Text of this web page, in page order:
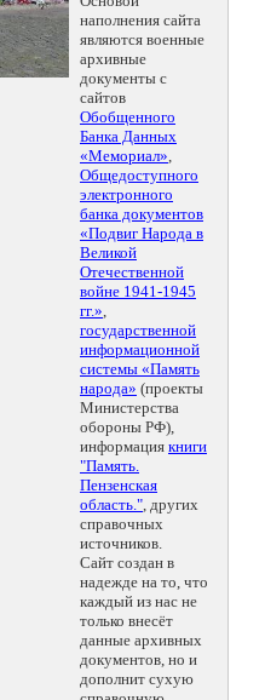
наполнения сайта
являются военные
архивные
документы с
сайтов
Обобщенного
Банка Данных
«Мемориал»,
Общедоступного
электронного
банка документов
«Подвиг Народа в
Великой
Отечественной
войне 1941-1945
гг.»,
государственной
информационной
системы «Память
народа» (проекты
Министерства
обороны РФ),
информация книги
"Память.
Пензенская
область.", других
справочных
источников.
Сайт создан в
надежде на то, что
каждый из нас не
только внесёт
данные архивных
документов, но и
дополнит сухую